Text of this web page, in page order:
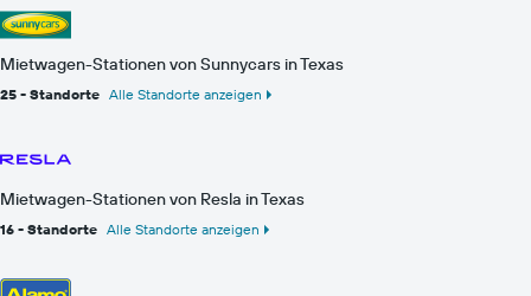
Mietwagen-Stationen von Sunnycars in Texas
25 - Standorte Alle Standorte anzeigen
Mietwagen-Stationen von Resla in Texas
16 - Standorte Alle Standorte anzeigen